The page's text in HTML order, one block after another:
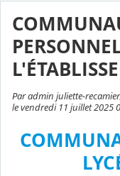
Par admin juliette-
le vendredi 11 juillet 2025